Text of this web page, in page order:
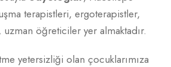
terapistleri, ergoterapistler,
öğreticiler yer almaktadır.
yetersizliği olan çocuklarımıza